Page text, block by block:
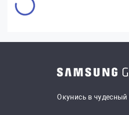
Окунись в